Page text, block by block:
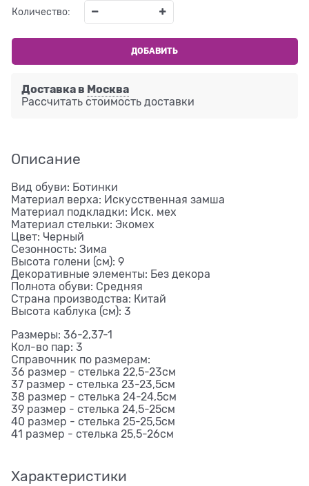
Количество:
ДОБАВИТЬ
Доставка в Москва
Рассчитать стоимость доставки
Описание
Вид обуви: Ботинки
Материал верха: Искусственная замша
Материал подкладки: Иск. мех
Материал стельки: Экомех
Цвет: Черный
Сезонность: Зима
Высота голени (см): 9
Декоративные элементы: Без декора
Полнота обуви: Средняя
Страна производства: Китай
Высота каблука (см): 3
Размеры: 36-2,37-1
Кол-во пар: 3
Справочник по размерам:
36 размер - стелька 22,5-23см
37 размер - стелька 23-23,5см
38 размер - стелька 24-24,5см
39 размер - стелька 24,5-25см
40 размер - стелька 25-25,5см
41 размер - стелька 25,5-26см
Характеристики